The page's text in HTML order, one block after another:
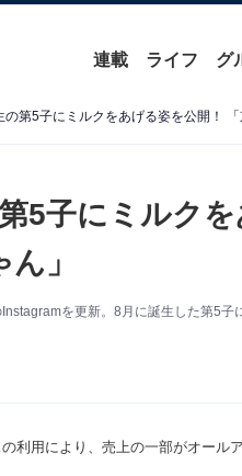
連載 ライフ グ
第5子にミルクをあげる姿を公開！ 「
5子にミルクを
」
を更新。8月に誕生した第5子
利用により、売上の一部がオール